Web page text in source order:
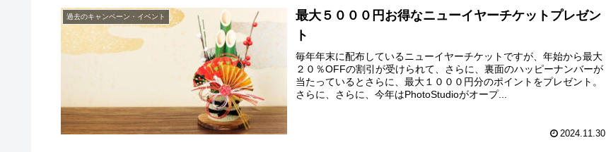
過去のキャンペーン・イベント
最大５０００円お得なニューイヤーチケットプレゼン
ト
毎年年末に配布しているニューイヤーチケットですが、年始から最大
２０％OFFの割引が受けられて、さらに、裏面のハッピーナンバーが
当たっているとさらに、最大１０００円分のポイントをプレゼント。
さらに、さらに、今年はPhotoStudioがオープ...
2024.11.30